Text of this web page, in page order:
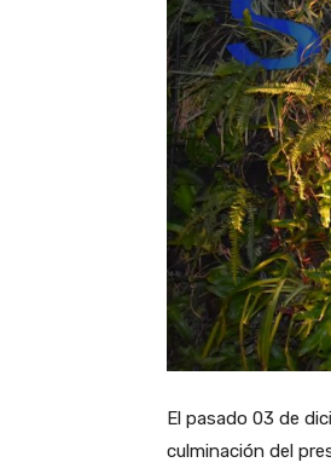
El pasado 03 de
culminación del